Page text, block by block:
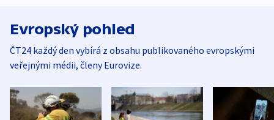
Evropský pohled
ČT24 každý den vybírá z obsahu publikovaného evropskými
veřejnými médii, členy Eurovize.